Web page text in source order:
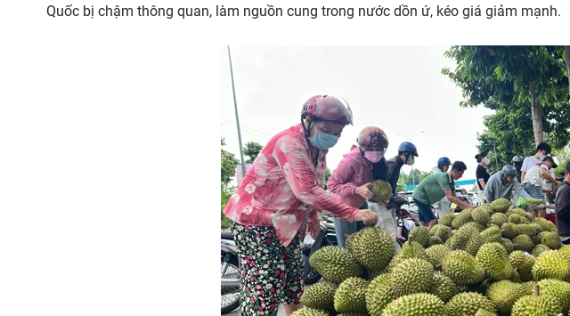
Quốc bị chậm thông quan, làm nguồn cung trong nước dồn ứ, kéo giá giảm mạnh.